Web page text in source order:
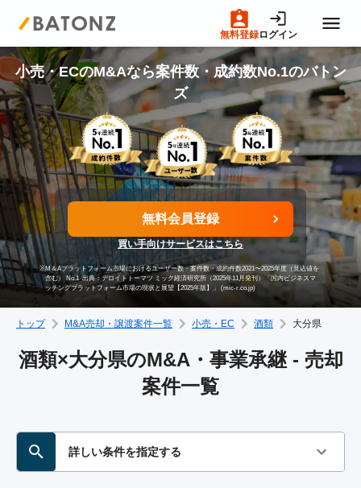
無料登録ログイン
トップページ
M&A案件一覧
売りたい方へ
買いたい方へ
成約事例
M&A専門家の方へ
小売・ECのM&Aなら案件数・成約数No.1のバトン
ズ
無料会員登録
買い手向けサービスはこちら
※M＆Aプラットフォーム市場におけるユーザー数・案件数・成約件数2021〜2025年度（見込値を
含む） No.1出典：デロイトトーマツ ミック経済研究所（2025年11月発刊）「国内ビジネスマ
ッチングプラットフォーム市場の現状と展望【2025年版】」 (mic-r.co.jp)
トップ M&A売却・譲渡案件一覧 小売・EC 酒類 大分県
酒類×大分県のM&A・事業承継 - 売却
案件一覧
詳しい条件を指定する